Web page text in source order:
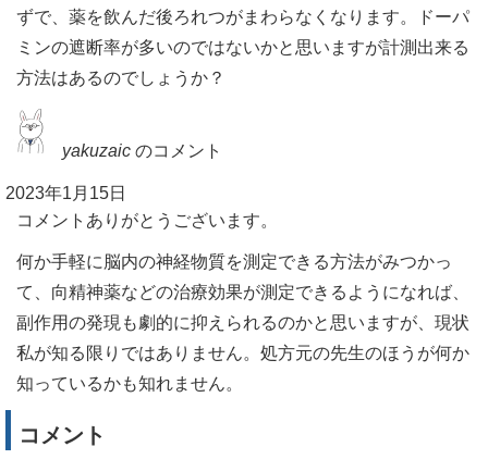
ずで、薬を飲んだ後ろれつがまわらなくなります。ドーパ
ミンの遮断率が多いのではないかと思いますが計測出来る
方法はあるのでしょうか？
yakuzaic のコメント
2023年1月15日
コメントありがとうございます。
何か手軽に脳内の神経物質を測定できる方法がみつかっ
て、向精神薬などの治療効果が測定できるようになれば、
副作用の発現も劇的に抑えられるのかと思いますが、現状
私が知る限りではありません。処方元の先生のほうが何か
知っているかも知れません。
コメント